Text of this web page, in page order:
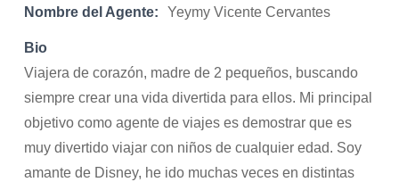
Nombre del Agente: Yeymy Vicente Cervantes
Bio
Viajera de corazón, madre de 2 pequeños, buscando
siempre crear una vida divertida para ellos. Mi principal
objetivo como agente de viajes es demostrar que es
muy divertido viajar con niños de cualquier edad. Soy
amante de Disney, he ido muchas veces en distintas